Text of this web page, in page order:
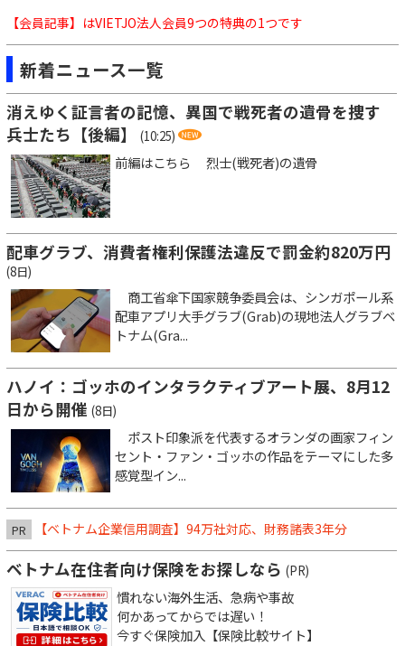
【会員記事】はVIETJO法人会員9つの特典の1つです
新着ニュース一覧
消えゆく証言者の記憶、異国で戦死者の遺骨を捜す
兵士たち【後編】
(10:25)
前編はこちら 烈士(戦死者)の遺骨
配車グラブ、消費者権利保護法違反で罰金約820万円
(8日)
商工省傘下国家競争委員会は、シンガポール系
配車アプリ大手グラブ(Grab)の現地法人グラブベ
トナム(Gra...
ハノイ：ゴッホのインタラクティブアート展、8月12
日から開催 (8日)
ポスト印象派を代表するオランダの画家フィン
セント・ファン・ゴッホの作品をテーマにした多
感覚型イン...
PR 【ベトナム企業信用調査】94万社対応、財務諸表3年分
ベトナム在住者向け保険をお探しなら (PR)
慣れない海外生活、急病や事故
何かあってからでは遅い！
今すぐ保険加入【保険比較サイト】